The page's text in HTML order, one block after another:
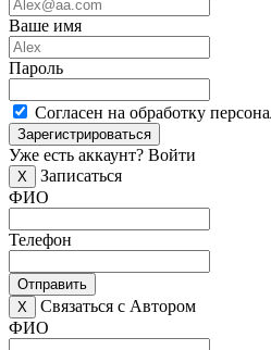
Ваше имя
Пароль
Согласен на обработку
Зарегистрироваться
Уже есть аккаунт? Войти
X
Записаться
ФИО
Телефон
Отправить
X
Связаться с Автором
ФИО